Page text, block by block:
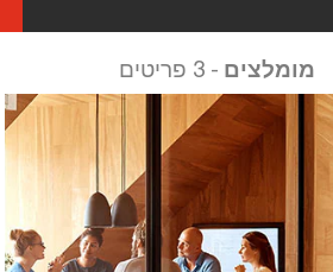
מומלצים - 3 פריטים